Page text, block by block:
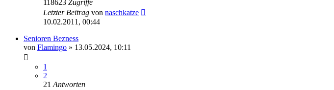
118623 Zugriffe
Letzter Beitrag von naschkatze
10.02.2011, 00:44
Senioren Bezness
von Flamingo » 13.05.2024, 10:11
1
2
21 Antworten